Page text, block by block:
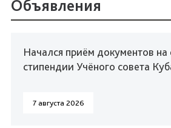
Объявления
Начался приём документов на
стипендии Учёного совета
7 августа 2026